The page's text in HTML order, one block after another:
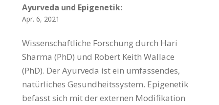
Ayurveda und Epigenetik:
Apr. 6, 2021
Wissenschaftliche Forschung durch Hari
Sharma (PhD) und Robert Keith Wallace
(PhD). Der Ayurveda ist ein umfassendes,
natürliches Gesundheitssystem. Epigenetik
befasst sich mit der externen Modifikation